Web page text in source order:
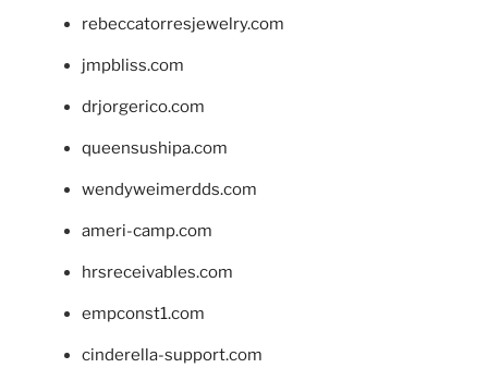
rebeccatorresjewelry.com
jmpbliss.com
drjorgerico.com
queensushipa.com
wendyweimerdds.com
ameri-camp.com
hrsreceivables.com
empconst1.com
cinderella-support.com